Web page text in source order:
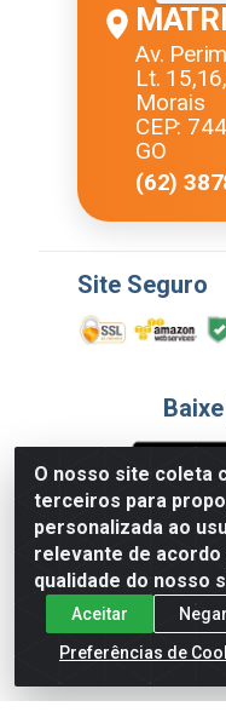
O nosso site coleta
terceiros para
personalizada ao
relevante de
qualidade do nosso
Aceitar
Preferências de
Av.
Lt.
Morais
CEP:
GO
(62)
Site Seguro